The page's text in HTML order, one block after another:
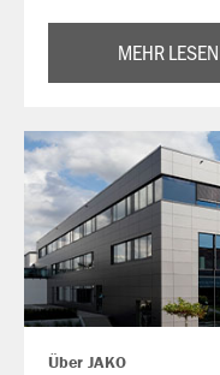
MEHR LESEN
Über JAKO